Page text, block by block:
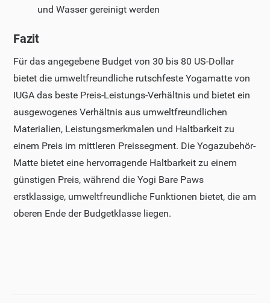
und Wasser gereinigt werden
Fazit
Für das angegebene Budget von 30 bis 80 US-Dollar
bietet die umweltfreundliche rutschfeste Yogamatte von
IUGA das beste Preis-Leistungs-Verhältnis und bietet ein
ausgewogenes Verhältnis aus umweltfreundlichen
Materialien, Leistungsmerkmalen und Haltbarkeit zu
einem Preis im mittleren Preissegment. Die Yogazubehör-
Matte bietet eine hervorragende Haltbarkeit zu einem
günstigen Preis, während die Yogi Bare Paws
erstklassige, umweltfreundliche Funktionen bietet, die am
oberen Ende der Budgetklasse liegen.